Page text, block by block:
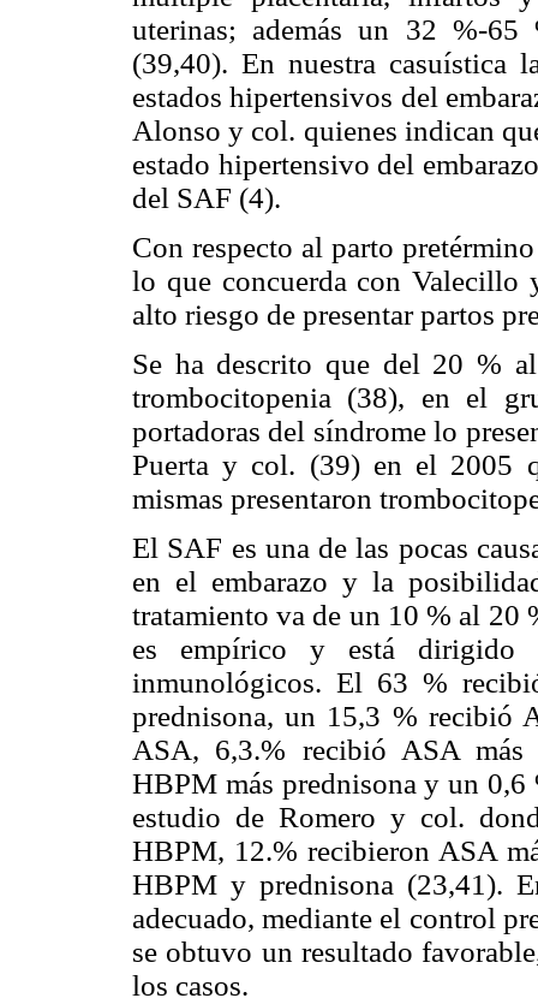
uterinas; además un 32 %-65
(39,40). En nuestra casuística
estados hipertensivos del
Alonso y col. quienes indican
estado hipertensivo del
del SAF (4).
Con respecto al parto
lo que concuerda con Valecillo
alto riesgo de presentar partos
Se ha descrito que del 20 %
trombocitopenia (38), en el
portadoras del síndrome lo
Puerta y col. (39) en el 2005
mismas presentaron
El SAF es una de las pocas
en el embarazo y la
tratamiento va de un 10 % al 20
es empírico y está dirigido
inmunológicos. El 63 %
prednisona, un 15,3 % recibió
ASA, 6,3.% recibió ASA más
HBPM más prednisona y un
estudio de Romero y col.
HBPM, 12.% recibieron ASA
HBPM y prednisona (23,41).
adecuado, mediante el control
se obtuvo un resultado
los casos.